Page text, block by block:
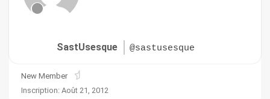
SastUsesque @sastusesque
New Member
Inscription: Août 21, 2012